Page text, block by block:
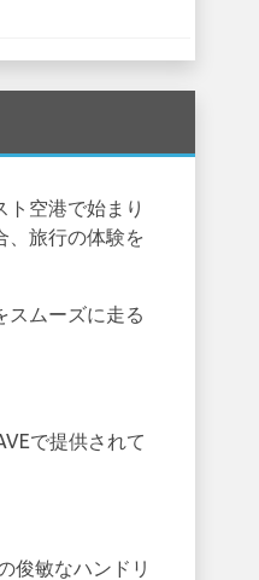
空港で始まり
、旅行の体験を
スムーズに走る
で提供されて
俊敏なハンドリ